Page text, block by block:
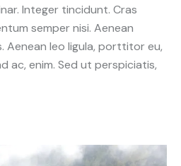
Integer tincidunt. Cras
semper nisi. Aenean
Aenean leo ligula, porttitor eu,
ac, enim. Sed ut perspiciatis,